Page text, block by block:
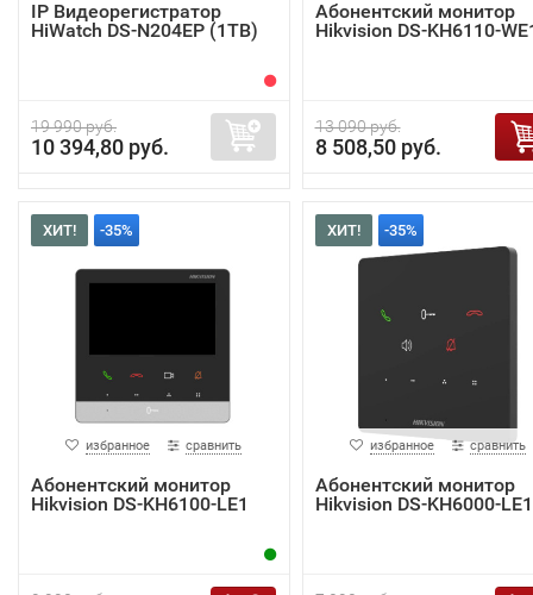
IP Видеорегистратор
HiWatch DS-N204EP (1TB)
19 990 руб.
10 394,80 руб.
Абонентский монитор
Hikvision DS-KH6110-
13 090 руб.
8 508,50 руб.
ХИТ! -35%
избранное сравнить
Абонентский монитор
Hikvision DS-KH6100-LE1
ХИТ! -35%
избранное сравнить
Абонентский монитор
Hikvision DS-KH6000-LE1